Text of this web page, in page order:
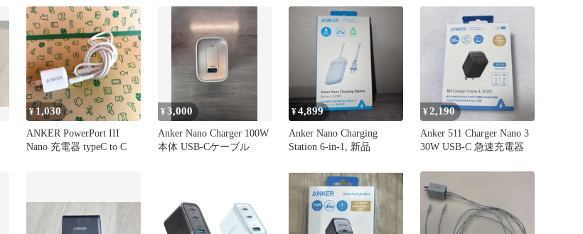
¥1,030
ANKER PowerPort III
Nano 充電器 typeC to C
¥3,000
Anker Nano Charger 100W
本体 USB-Cケーブル
¥4,899
Anker Nano Charging
Station 6-in-1, 新品
¥2,190
Anker 511 Charger Nano 3
30W USB-C 急速充電器